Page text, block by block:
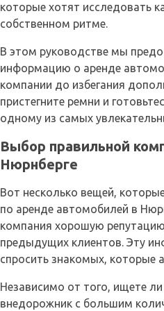
которые хотят исследовать
собственном ритме.
В этом руководстве мы
информацию о аренде
компании до избегания
пристегните ремни и
одному из самых
Выбор правильной
Нюрнберге
Вот несколько вещей,
по аренде автомобилей в
компания хорошую
предыдущих клиентов. Эту
спросить знакомых, которые
Независимо от того, ищете
внедорожник с большим